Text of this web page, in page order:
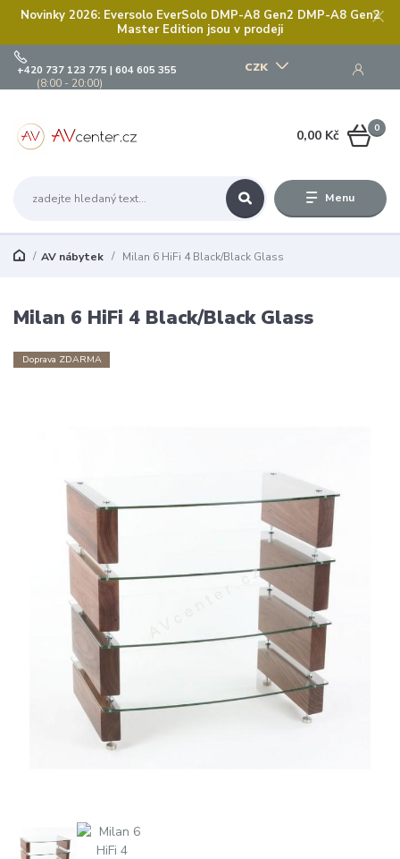
Novinky 2026: Eversolo EverSolo DMP-A8 Gen2 DMP-A8 Gen2
Master Edition jsou v prodeji
Menu
CZK
+420 737 123 775 | 604 605 355
(8:00 - 20:00)
0
0,00 Kč
AV nábytek Milan 6 HiFi 4 Black/Black Glass
Milan 6 HiFi 4 Black/Black Glass
Doprava ZDARMA